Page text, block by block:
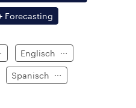
Forecasting
Englisch
Spanisch